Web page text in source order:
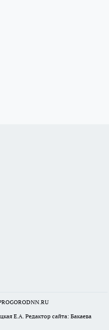
Е.А. Редактор сайта: Бакаева